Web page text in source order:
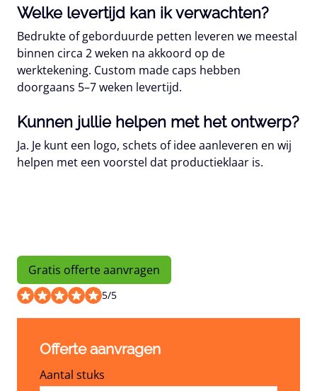
Welke levertijd kan ik verwachten?
Bedrukte of geborduurde petten leveren we meestal
binnen circa 2 weken na akkoord op de
werktekening. Custom made caps hebben
doorgaans 5–7 weken levertijd.
Kunnen jullie helpen met het ontwerp?
Ja. Je kunt een logo, schets of idee aanleveren en wij
helpen met een voorstel dat productieklaar is.
Gratis offerte aanvragen
5/5
Offerte aanvragen
Aantal stuks